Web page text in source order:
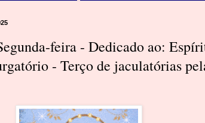
feira - Dedicado ao:
- Terço de jaculatórias